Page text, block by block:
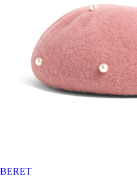
BERET